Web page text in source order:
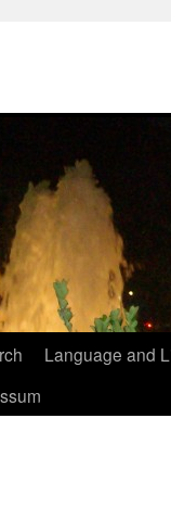
Language and